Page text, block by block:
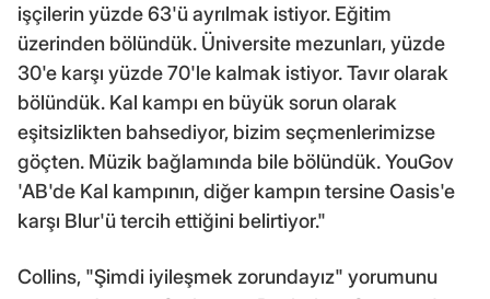
işçilerin yüzde 63'ü ayrılmak istiyor. Eğitim
üzerinden bölündük. Üniversite mezunları, yüzde
30'e karşı yüzde 70'le kalmak istiyor. Tavır olarak
bölündük. Kal kampı en büyük sorun olarak
eşitsizlikten bahsediyor, bizim seçmenlerimizse
göçten. Müzik bağlamında bile bölündük. YouGov
'AB'de Kal kampının, diğer kampın tersine Oasis'e
karşı Blur'ü tercih ettiğini belirtiyor."
Collins, "Şimdi iyileşmek zorundayız" yorumunu